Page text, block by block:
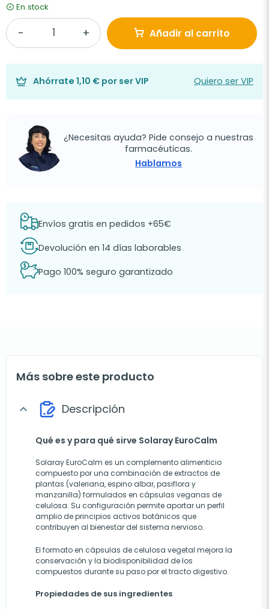
En stock
Añadir al carrito
Ahórrate 1,10 € por ser VIP Quiero ser VIP
¿Necesitas ayuda? Pide consejo a nuestras
farmacéuticas.
Hablamos
Envíos gratis en pedidos +65€
Devolución en 14 días laborables
Pago 100% seguro garantizado
Más sobre este producto
expand_more Descripción
Qué es y para qué sirve Solaray EuroCalm
Solaray EuroCalm es un complemento alimenticio
compuesto por una combinación de extractos de
plantas (valeriana, espino albar, pasiflora y
manzanilla) formulados en cápsulas veganas de
celulosa. Su configuración permite aportar un perfil
amplio de principios activos botánicos que
contribuyen al bienestar del sistema nervioso.
El formato en cápsulas de celulosa vegetal mejora la
conservación y la biodisponibilidad de los
compuestos durante su paso por el tracto digestivo.
Propiedades de sus ingredientes